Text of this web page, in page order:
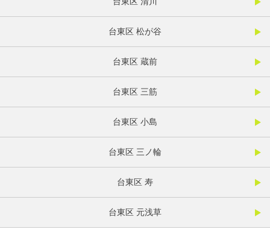
台東区 松が谷
台東区 蔵前
台東区 三筋
台東区 小島
台東区 三ノ輪
台東区 寿
台東区 元浅草